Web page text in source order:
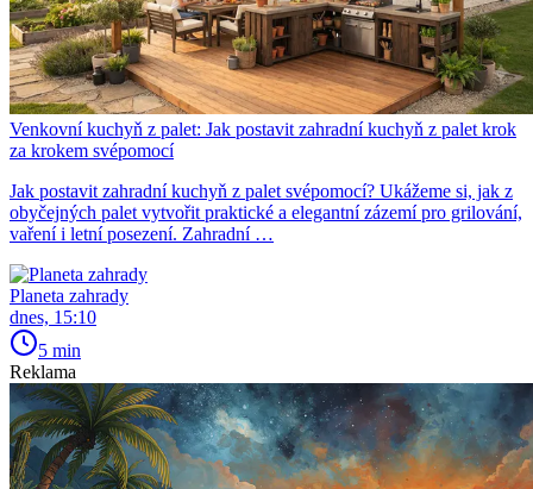
Venkovní kuchyň z palet: Jak postavit zahradní kuchyň z palet krok
za krokem svépomocí
Jak postavit zahradní kuchyň z palet svépomocí? Ukážeme si, jak z
obyčejných palet vytvořit praktické a elegantní zázemí pro grilování,
vaření i letní posezení. Zahradní …
Planeta zahrady
dnes, 15:10
5 min
Reklama